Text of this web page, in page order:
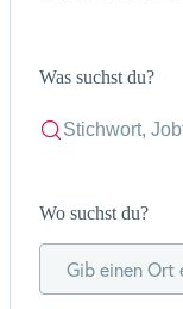
Was suchst du?
Wo suchst du?
Gib einen Ort